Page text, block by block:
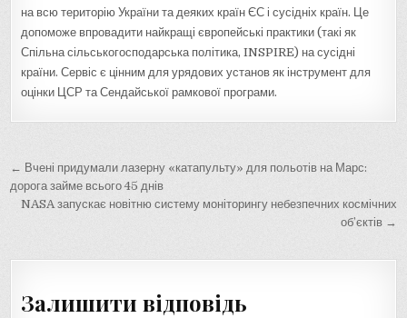
на всю територію України та деяких країн ЄС і сусідніх країн. Це
допоможе впровадити найкращі європейські практики (такі як
Спільна сільськогосподарська політика, INSPIRE) на сусідні
країни. Сервіс є цінним для урядових установ як інструмент для
оцінки ЦСР та Сендайської рамкової програми.
Навігація
записів
← Вчені придумали лазерну «катапульту» для польотів на Марс:
дорога займе всього 45 днів
NASA запускає новітню систему моніторингу небезпечних космічних
об’єктів →
Залишити відповідь